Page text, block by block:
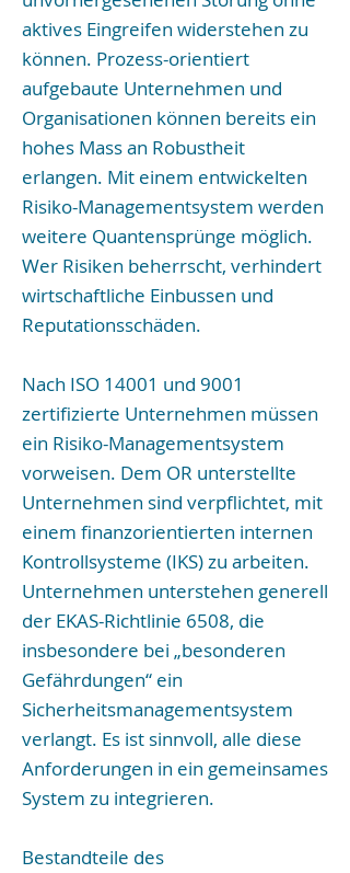
aktives Eingreifen widerstehen zu
können. Prozess-orientiert
aufgebaute Unternehmen und
Organisationen können bereits ein
hohes Mass an Robustheit
erlangen. Mit einem entwickelten
Risiko-Managementsystem werden
weitere Quantensprünge möglich.
Wer Risiken beherrscht, verhindert
wirtschaftliche Einbussen und
Reputationsschäden.
Nach ISO 14001 und 9001
zertifizierte Unternehmen müssen
ein Risiko-Managementsystem
vorweisen. Dem OR unterstellte
Unternehmen sind verpflichtet, mit
einem finanzorientierten internen
Kontrollsysteme (IKS) zu arbeiten.
Unternehmen unterstehen generell
der EKAS-Richtlinie 6508, die
insbesondere bei „besonderen
Gefährdungen“ ein
Sicherheitsmanagementsystem
verlangt. Es ist sinnvoll, alle diese
Anforderungen in ein gemeinsames
System zu integrieren.
Bestandteile des